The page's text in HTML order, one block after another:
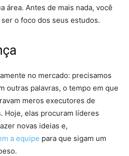
área. Antes de mais nada, você
o foco dos seus estudos.
no mercado: precisamos
outras palavras, o tempo em que
meros executores de
Hoje, elas procuram líderes
novas ideias e,
a equipe para que sigam um